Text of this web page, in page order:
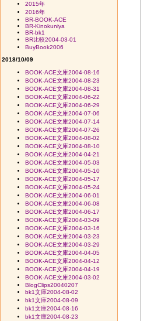
2015年
2016年
BR-BOOK-ACE
BR-Kinokuniya
BR-bk1
BR比較2004-03-01
BuyBook2006
2018/10/09
BOOK-ACE文庫2004-08-16
BOOK-ACE文庫2004-08-23
BOOK-ACE文庫2004-08-31
BOOK-ACE文庫2004-06-22
BOOK-ACE文庫2004-06-29
BOOK-ACE文庫2004-07-06
BOOK-ACE文庫2004-07-14
BOOK-ACE文庫2004-07-26
BOOK-ACE文庫2004-08-02
BOOK-ACE文庫2004-08-10
BOOK-ACE文庫2004-04-21
BOOK-ACE文庫2004-05-03
BOOK-ACE文庫2004-05-10
BOOK-ACE文庫2004-05-17
BOOK-ACE文庫2004-05-24
BOOK-ACE文庫2004-06-01
BOOK-ACE文庫2004-06-08
BOOK-ACE文庫2004-06-17
BOOK-ACE文庫2004-03-09
BOOK-ACE文庫2004-03-16
BOOK-ACE文庫2004-03-23
BOOK-ACE文庫2004-03-29
BOOK-ACE文庫2004-04-05
BOOK-ACE文庫2004-04-12
BOOK-ACE文庫2004-04-19
BOOK-ACE文庫2004-03-02
BlogClips20040207
bk1文庫2004-08-02
bk1文庫2004-08-09
bk1文庫2004-08-16
bk1文庫2004-08-23